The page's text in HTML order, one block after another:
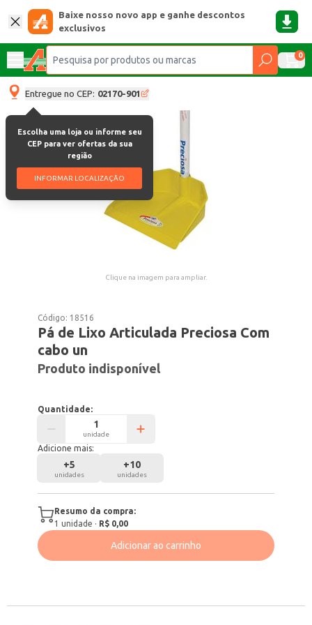
Baixe nosso novo app e ganhe descontos
exclusivos
0
Entregue no CEP: 02170-901
Escolha uma loja ou informe seu
CEP para ver ofertas da sua
região
INFORMAR LOCALIZAÇÃO
Clique na imagem para ampliar.
Código: 18516
Pá de Lixo Articulada Preciosa Com
cabo un
Produto indisponível
Quantidade:
unidade
Adicione mais:
+5
unidades
+10
unidades
Resumo da compra:
1 unidade · R$ 0,00
Adicionar ao carrinho